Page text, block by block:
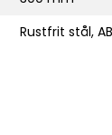
Rustfrit stål,